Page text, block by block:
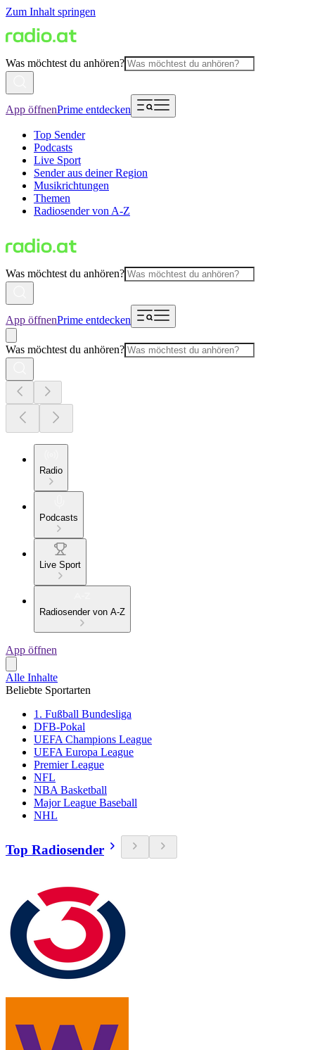
Zum Inhalt springen
Was möchtest du anhören?
App öffnenPrime entdecken
Top Sender
Podcasts
Live Sport
Sender aus deiner Region
Musikrichtungen
Themen
Radiosender von A-Z
Was möchtest du anhören?
App öffnenPrime entdecken
Was möchtest du anhören?
Radio
Podcasts
Live Sport
Radiosender von A-Z
App öffnen
Alle Inhalte
Beliebte Sportarten
1. Fußball Bundesliga
DFB-Pokal
UEFA Champions League
UEFA Europa League
Premier League
NFL
NBA Basketball
Major League Baseball
NHL
Top Radiosender